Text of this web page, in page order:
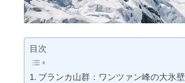
目次
ブランカ山群：ワンツァン峰の大氷壁